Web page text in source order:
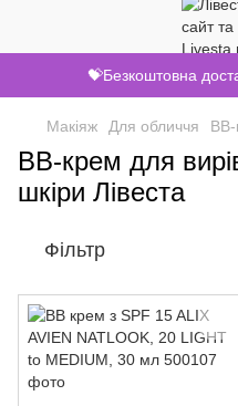
💝Безкоштовна
Макіяж Для обличчя ВВ-
ВВ-крем для
шкіри Лівеста
Фільтр